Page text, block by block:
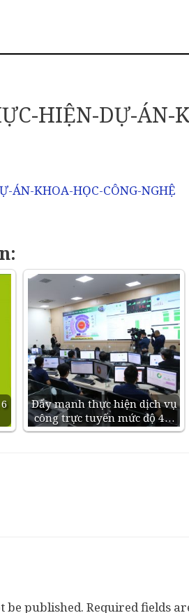
HIỆN-DỰ-ÁN-
ÁN-KHOA-HỌC-CÔNG-NGHỆ
Đẩy mạnh thực hiện dịch vụ
công trực tuyến mức độ 4…
be published. Required fields